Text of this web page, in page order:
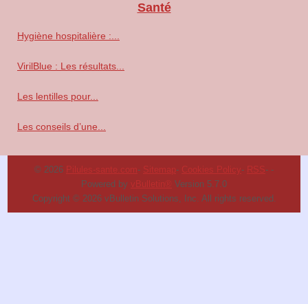
Santé
Hygiène hospitalière :...
VirilBlue : Les résultats...
Les lentilles pour...
Les conseils d’une...
© 2026 Pilules-sante.com- Sitemap- Cookies Policy- RSS- -
Powered by vBulletin® Version 5.7.0
Copyright © 2026 vBulletin Solutions, Inc. All rights reserved.